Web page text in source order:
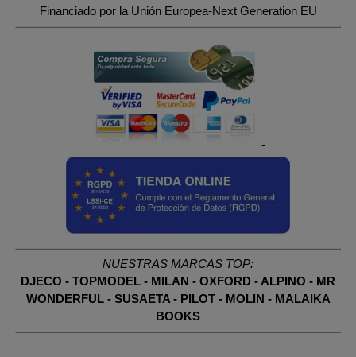
Financiado por la Unión Europea-Next Generation EU
-
NUESTRAS MARCAS TOP:
DJECO - TOPMODEL - MILAN - OXFORD - ALPINO - MR
WONDERFUL- SUSAETA- PILOT- MOLIN - MALAIKA
BOOKS